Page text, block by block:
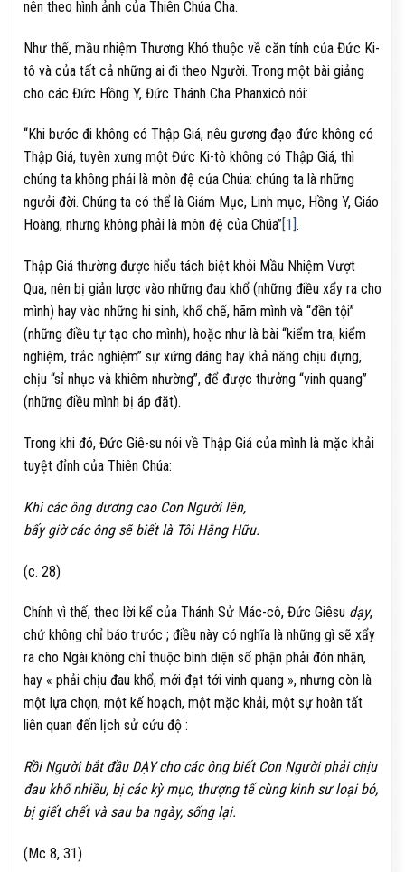
nên theo hình ảnh của Thiên Chúa Cha.
Như thế, mầu nhiệm Thương Khó thuộc về căn tính của Đức Ki-
tô và của tất cả những ai đi theo Người. Trong một bài giảng
cho các Đức Hồng Y, Đức Thánh Cha Phanxicô nói:
“Khi bước đi không có Thập Giá, nêu gương đạo đức không có
Thập Giá, tuyên xưng một Đức Ki-tô không có Thập Giá, thì
chúng ta không phải là môn đệ của Chúa: chúng ta là những
ngưởi đời. Chúng ta có thể là Giám Mục, Linh mục, Hồng Y, Giáo
Hoàng, nhưng không phải là môn đệ của Chúa” [1] .
Thập Giá thường được hiểu tách biệt khỏi Mầu Nhiệm Vượt
Qua, nên bị giản lược vào những đau khổ (những điều xẩy ra cho
mình) hay vào những hi sinh, khổ chế, hãm mình và “đền tội”
(những điều tự tạo cho mình), hoặc như là bài “kiểm tra, kiểm
nghiệm, trắc nghiệm” sự xứng đáng hay khả năng chịu đựng,
chịu “sỉ nhục và khiêm nhường”, để được thưởng “vinh quang”
(những điều mình bị áp đặt).
Trong khi đó, Đức Giê-su nói về Thập Giá của mình là mặc khải
tuyệt đỉnh của Thiên Chúa:
Khi các ông dương cao Con Người lên,
bấy giờ các ông sẽ biết là Tôi Hằng Hữu.
(c. 28)
Chính vì thế, theo lời kể của Thánh Sử Mác-cô, Đức Giêsu dạy,
chứ không chỉ báo trước ; điều này có nghĩa là những gì sẽ xẩy
ra cho Ngài không chỉ thuộc bình diện số phận phải đón nhận,
hay « phải chịu đau khổ, mới đạt tới vinh quang », nhưng còn là
một lựa chọn, một kế hoạch, một mặc khải, một sự hoàn tất
liên quan đến lịch sử cứu độ :
Rồi Người bắt đầu DẠY cho các ông biết Con Người phải chịu
đau khổ nhiều, bị các kỳ mục, thượng tế cùng kinh sư loại bỏ,
bị giết chết và sau ba ngày, sống lại.
(Mc 8, 31)